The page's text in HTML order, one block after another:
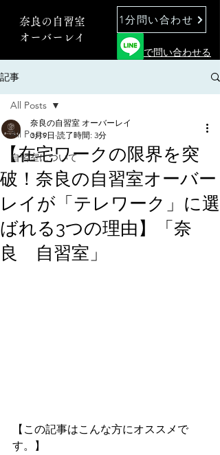
奈良の自習室
オーバーレイ
1分問い合わせ
で問い合わせる
記事
All Posts
自習室について
All Posts
【在宅ワークの限界を突
破！奈良の自習室オーバー
レイが「テレワーク」に選
ばれる3つの理由】「奈
良 自習室」
奈良の自習室 オーバーレイ
3月9日 読了時間: 3分
【この記事はこんな方にオススメで
す。】